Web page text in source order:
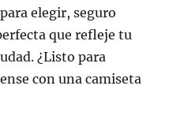
elegir, seguro
que refleje tu
¿Listo para
con una camiseta